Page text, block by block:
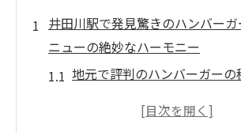
井田川駅で発見驚きのハンバー
ニューの絶妙なハーモニー
地元で評判のハンバーガーの
サイドメニューで楽しむ新し